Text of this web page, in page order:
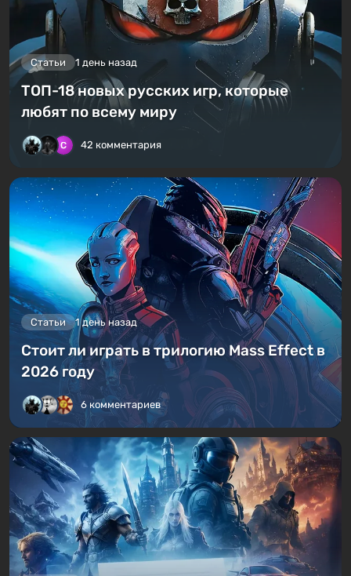
Статьи 1 день назад
ТОП-18 новых русских игр, которые
любят по всему миру
42 комментария
Статьи 1 день назад
Стоит ли играть в трилогию Mass Effect в
2026 году
6 комментариев